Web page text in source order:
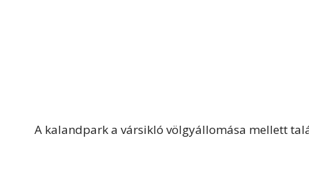
A kalandpark a vársikló völgyállomása mellett